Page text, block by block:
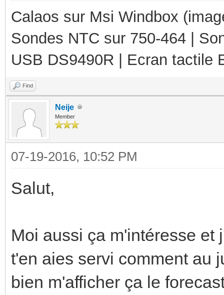
Calaos sur Msi Windbox
Sondes NTC sur 750-464 |
USB DS9490R | Ecran tactile
Find
Neije
Member
07-19-2016, 10:52 PM
Salut,
Moi aussi ça m'intéresse et
t'en aies servi comment au
bien m'afficher ça le